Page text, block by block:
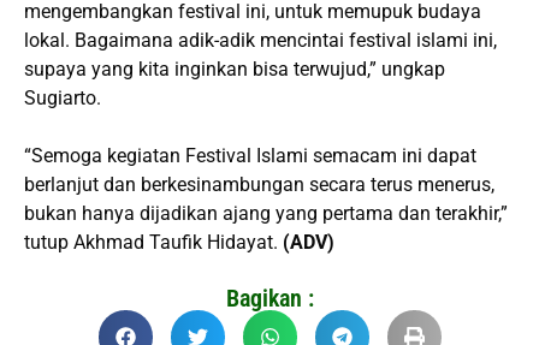
mengembangkan festival ini, untuk memupuk budaya
lokal. Bagaimana adik-adik mencintai festival islami ini,
supaya yang kita inginkan bisa terwujud,” ungkap
Sugiarto.
“Semoga kegiatan Festival Islami semacam ini dapat
berlanjut dan berkesinambungan secara terus menerus,
bukan hanya dijadikan ajang yang pertama dan terakhir,”
tutup Akhmad Taufik Hidayat. (ADV)
Bagikan :